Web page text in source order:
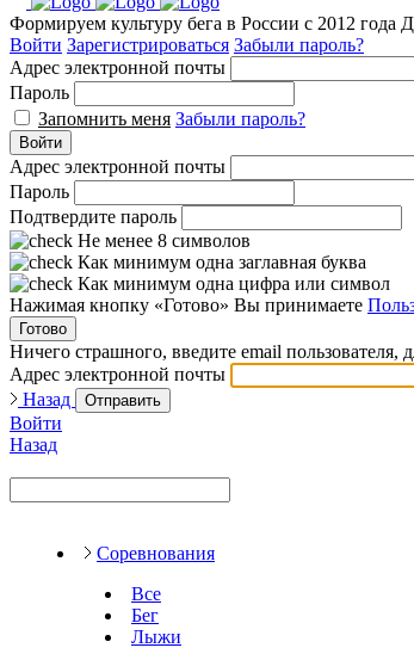
Формируем культуру бега в России с 2012 года
Войти Зарегистрироваться Забыли пароль?
Адрес электронной почты
Пароль
Запомнить меня Забыли пароль?
Войти
Адрес электронной почты
Пароль
Подтвердите пароль
Не менее 8 символов
Как минимум одна заглавная буква
Как минимум одна цифра или символ
Нажимая кнопку «Готово» Вы принимаете
Готово
Ничего страшного, введите email пользователя,
Адрес электронной почты
Назад
Отправить
Войти
Назад
Соревнования
Все
Бег
Лыжи